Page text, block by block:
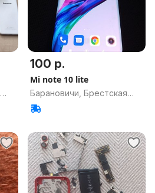
100 р.
Mi note 10 lite
Барановичи, Брестская
обл.